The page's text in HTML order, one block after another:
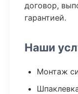
договор,
гарантией.
Наши
Монтаж